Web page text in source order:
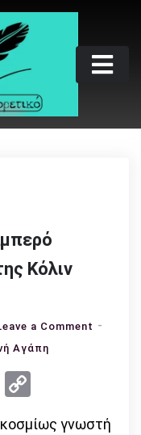
Κόλιν
a Comment on
Αγάπη
Email
Linkγνωστή